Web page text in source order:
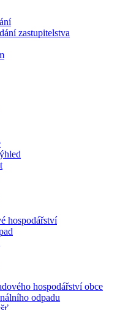
zastupitelstva
hospodářství
hospodářství obce
odpadu